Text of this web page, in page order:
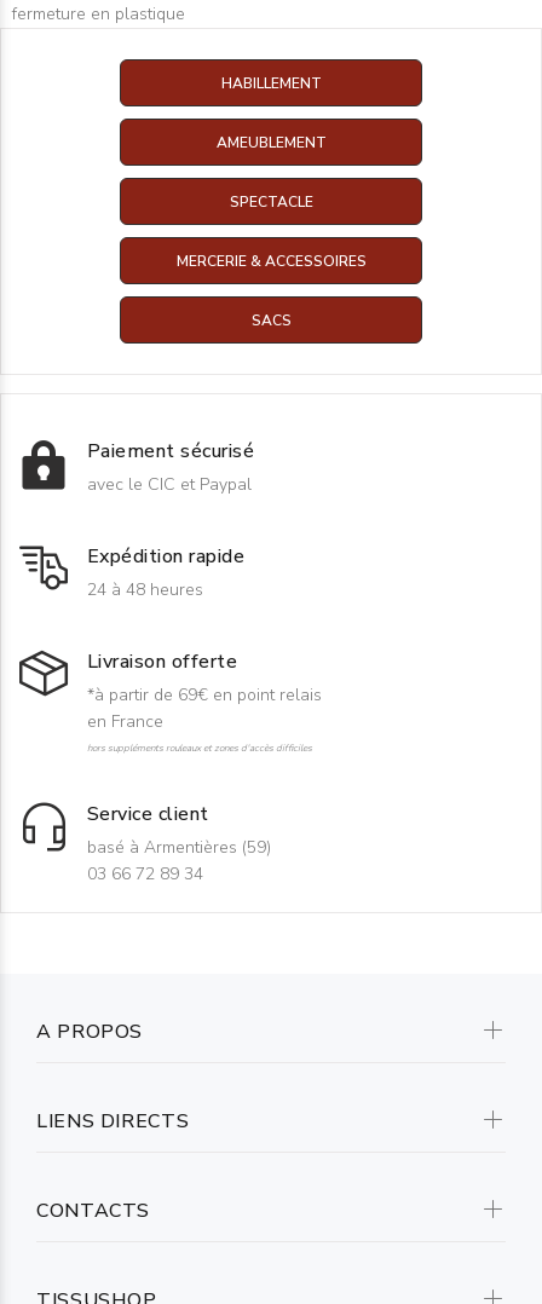
fermeture en plastique
HABILLEMENT
AMEUBLEMENT
SPECTACLE
MERCERIE & ACCESSOIRES
SACS
Paiement sécurisé
avec le CIC et Paypal
Expédition rapide
24 à 48 heures
Livraison offerte
*à partir de 69€ en point relais
en France
hors suppléments rouleaux et zones d'accès difficiles
Service client
basé à Armentières (59)
03 66 72 89 34
A PROPOS
LIENS DIRECTS
CONTACTS